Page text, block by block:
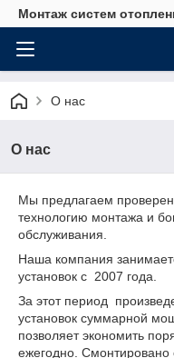
Монтаж систем
О нас
О нас
Мы предлагаем
технологию монтажа и
обслуживания.
Наша компания
установок с 2007 года.
За этот период
установок суммарной
позволяет экономить
ежегодно.